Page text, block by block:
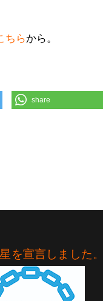
ちらから。
share
を宣言しました